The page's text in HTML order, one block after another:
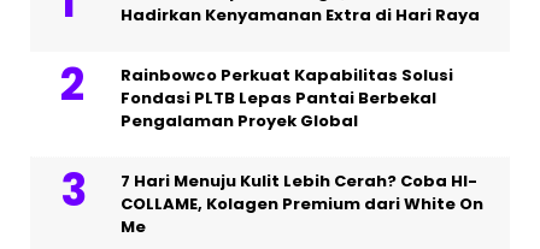
Hadirkan Kenyamanan Extra di Hari Raya
Rainbowco Perkuat Kapabilitas Solusi
Fondasi PLTB Lepas Pantai Berbekal
Pengalaman Proyek Global
7 Hari Menuju Kulit Lebih Cerah? Coba HI-
COLLAME, Kolagen Premium dari White On
Me